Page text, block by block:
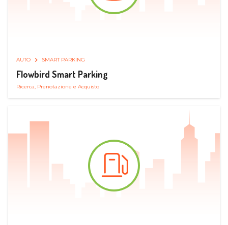
AUTO SMART PARKING
Flowbird Smart Parking
Ricerca, Prenotazione e Acquisto